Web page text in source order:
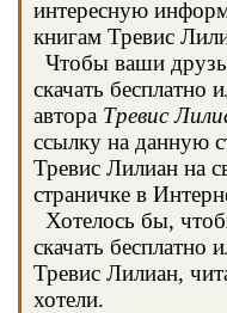
интересную
книгам Тревис
Чтобы ваши
скачать бесплатно
автора Тревис
ссылку на данную
Тревис Лилиан на
страничке в
Хотелось бы,
скачать бесплатно
Тревис Лилиан,
хотели.